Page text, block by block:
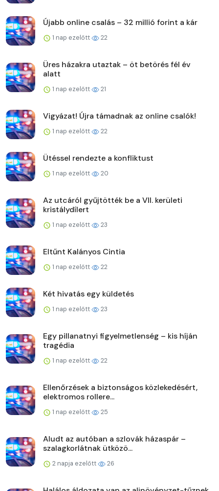
Újabb online csalás – 32 millió forint a kár
1 nap ezelőtt 22
Üres házakra utaztak – öt betörés fél év
alatt
1 nap ezelőtt 21
Vigyázat! Újra támadnak az online csalók!
1 nap ezelőtt 22
Ütéssel rendezte a konfliktust
1 nap ezelőtt 20
Az utcáról gyűjtötték be a VII. kerületi
kristálydílert
1 nap ezelőtt 23
Eltűnt Kalányos Cintia
1 nap ezelőtt 22
Két hivatás egy küldetés
1 nap ezelőtt 23
Egy pillanatnyi figyelmetlenség – kis híján
tragédia
1 nap ezelőtt 22
Ellenőrzések a biztonságos közlekedésért,
elektromos rollere...
1 nap ezelőtt 25
Aludt az autóban a szlovák házaspár –
szalagkorlátnak ütközö...
2 napja ezelőtt 26